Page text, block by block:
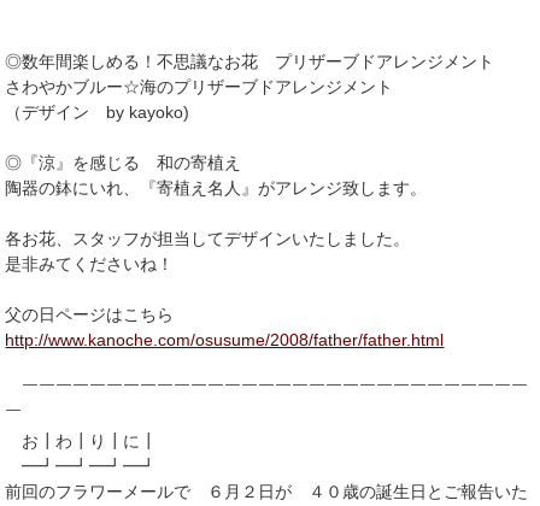
◎数年間楽しめる！不思議なお花 プリザーブドアレンジメント
さわやかブルー☆海のプリザーブドアレンジメント
（デザイン by kayoko)
◎『涼』を感じる 和の寄植え
陶器の鉢にいれ、『寄植え名人』がアレンジ致します。
各お花、スタッフが担当してデザインいたしました。
是非みてくださいね！
父の日ページはこちら
http://www.kanoche.com/osusume/2008/father/father.html
￣￣￣￣￣￣￣￣￣￣￣￣￣￣￣￣￣￣￣￣￣￣￣￣￣￣￣￣￣￣
￣
お┃わ┃り┃に┃
━┛━┛━┛━┛
前回のフラワーメールで ６月２日が ４０歳の誕生日とご報告いた